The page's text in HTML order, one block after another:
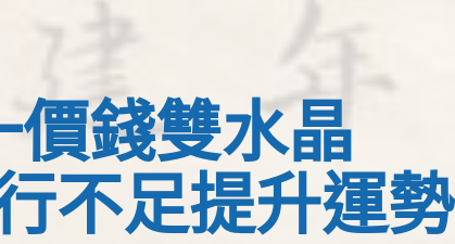
價錢雙水晶
不足提升運勢